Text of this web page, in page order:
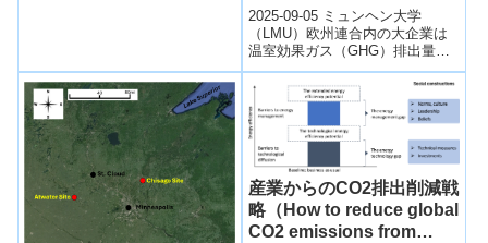
change: How to reliably
record greenhouse gas
emissions)
2025-09-05 ミュンヘン大学
（LMU）欧州連合内の大企業は
温室効果ガス（GHG）排出量を
企業のサステナビリティ報告書
で開示する法的義務があります
が、PD...
産業からのCO2排出削減戦
略（How to reduce global
CO2 emissions from